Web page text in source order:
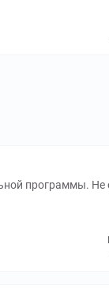
программы. Не